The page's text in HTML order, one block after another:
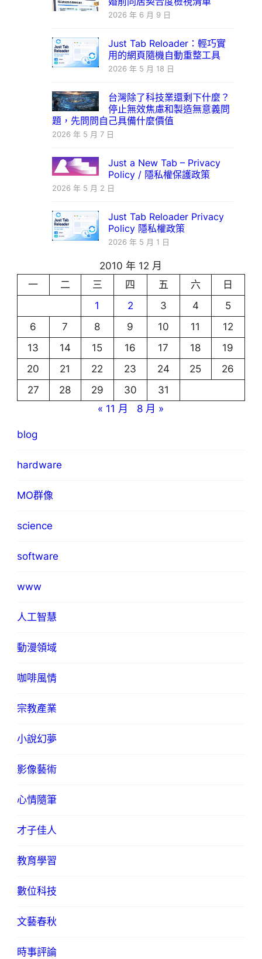
2026 年 6 月 9 日
Just Tab Reloader：輕巧實
用的網頁隨機自動重整工具
2026 年 5 月 18 日
台灣除了科技業還剩下什麼？
停止無效焦慮和製造無意義問
題，先問問自己具備什麼價值
2026 年 5 月 7 日
Just a New Tab – Privacy
Policy / 隱私權保護政策
2026 年 5 月 2 日
Just Tab Reloader Privacy
Policy 隱私權政策
2026 年 5 月 1 日
2010 年 12 月
一
二 三 四 五 六
日
1
2 3 4
5
6
7 8 9 10 11
12
13
14 15 16 17 18
19
20
21 22 23 24 25
26
27
28 29 30
31
« 11 月
8 月 »
blog
hardware
MO群像
science
software
www
人工智慧
動漫領域
咖啡風情
宗教產業
小說幻夢
影像藝術
心情隨筆
才子佳人
教育學習
數位科技
文藝春秋
時事評論